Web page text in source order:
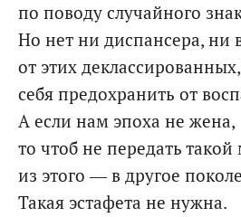
по поводу случайного
Но нет ни диспансера, ни
от этих
себя предохранить от
А если нам эпоха не жена,
то чтоб не передать
из этого — в другое
Такая эстафета не нужна.